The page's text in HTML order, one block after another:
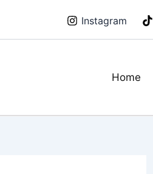
Instagram
Home